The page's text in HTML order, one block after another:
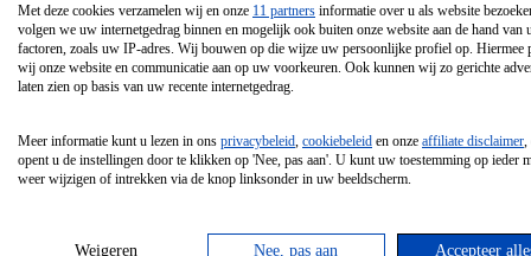
Schermgrootte 85 Inch
Schermgrootte 98 Inch
Tcl
Hd Led Tv
Antennekabel
Met deze cookies verzamelen wij en onze 11 partners informatie over u als website
volgen we uw internetgedrag binnen en mogelijk ook buiten onze website aan de hand van
factoren, zoals uw IP-adres. Wij bouwen op die wijze uw persoonlijke profiel op. Hiermee
wij onze website en communicatie aan op uw voorkeuren. Ook kunnen wij zo gerichte
laten zien op basis van uw recente internetgedrag.
Meer informatie kunt u lezen in ons privacybeleid, cookiebeleid en onze affiliate disclaimer,
opent u de instellingen door te klikken op 'Nee, pas aan'. U kunt uw toestemming op ieder
weer wijzigen of intrekken via de knop linksonder in uw beeldscherm.
Weigeren Nee, pas aan Accepteer